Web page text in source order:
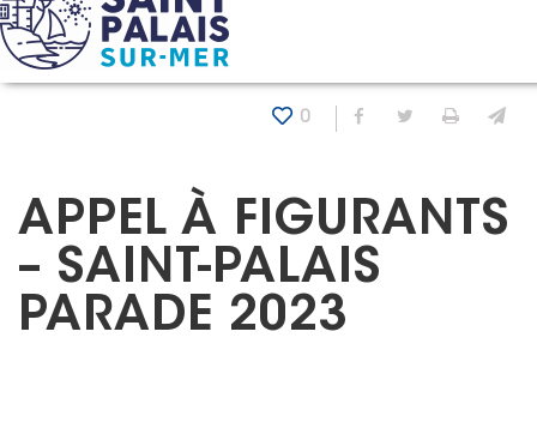
Panneau de gestion des cookies
Accueil Actualités
0 Partager sur
Partager
APPEL À FIGURANTS
– SAINT-PALAIS
PARADE 2023